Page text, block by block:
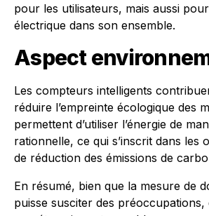
pour les utilisateurs, mais aussi
électrique dans son ensemble.
Aspect
Les compteurs intelligents
réduire l’empreinte écologique des
permettent d’utiliser l’énergie de
rationnelle, ce qui s’inscrit dans les
de réduction des émissions de
En résumé, bien que la mesure de
puisse susciter des préoccupations,